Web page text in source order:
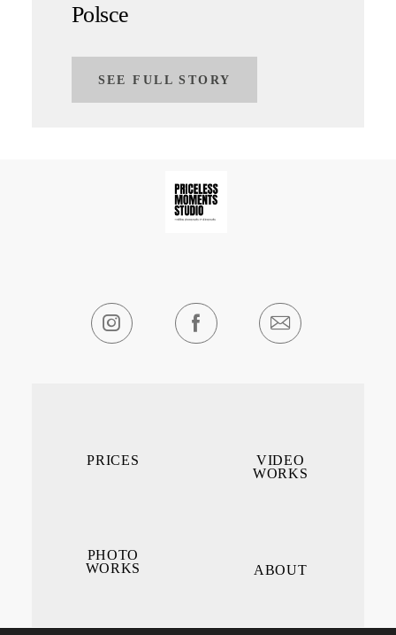
Polsce
SEE FULL STORY
VIDEO
WORKS
ABOUT
PRICES
PHOTO
WORKS